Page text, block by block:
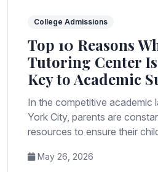
College Admissions
Top 10 Reasons
Tutoring Center Is
Key to Academic
In the competitive academic
York City, parents are
resources to ensure their
May 26, 2026